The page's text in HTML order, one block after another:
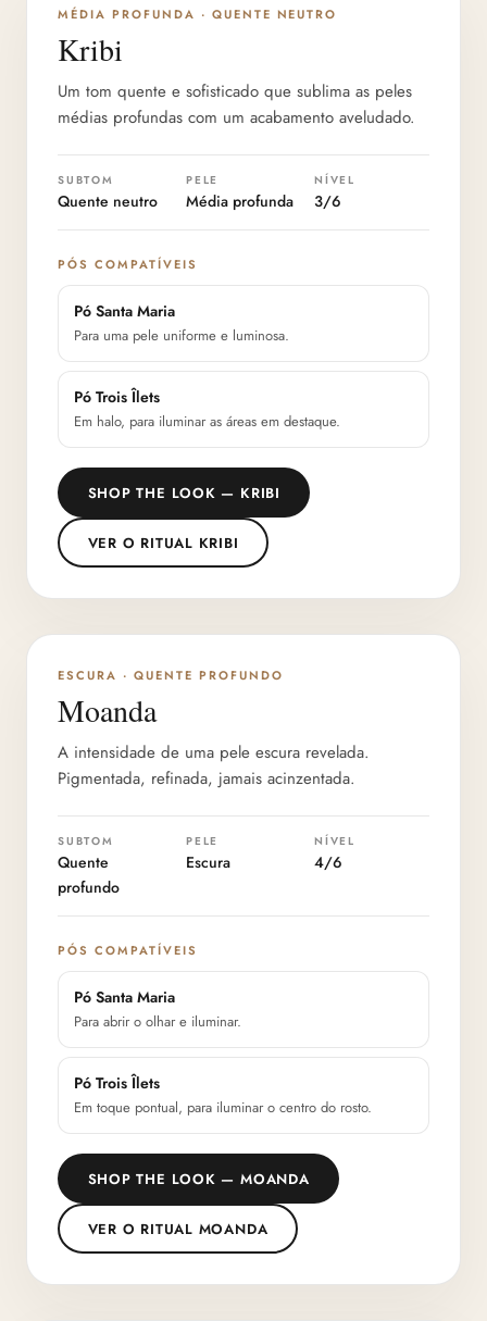
PROFUNDIDADE 3/6
MÉDIA PROFUNDA · QUENTE NEUTRO
Kribi
Um tom quente e sofisticado que sublima as peles
médias profundas com um acabamento aveludado.
SUBTOM
Quente neutro
PELE
Média profunda
NÍVEL
3/6
PÓS COMPATÍVEIS
Pó Santa Maria
Para uma pele uniforme e luminosa.
Pó Trois Îlets
Em halo, para iluminar as áreas em destaque.
SHOP THE LOOK — KRIBI
VER O RITUAL KRIBI
PROFUNDIDADE 4/6
ESCURA · QUENTE PROFUNDO
Moanda
A intensidade de uma pele escura revelada.
Pigmentada, refinada, jamais acinzentada.
SUBTOM
Quente
profundo
PELE
Escura
NÍVEL
4/6
PÓS COMPATÍVEIS
Pó Santa Maria
Para abrir o olhar e iluminar.
Pó Trois Îlets
Em toque pontual, para iluminar o centro do rosto.
SHOP THE LOOK — MOANDA
VER O RITUAL MOANDA